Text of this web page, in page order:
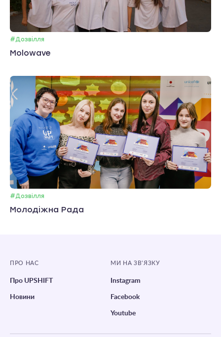
#Дозвілля
Molowave
#Дозвілля
Молодіжна Рада
ПРО НАС
Про UPSHIFT
Новини
МИ НА ЗВ’ЯЗКУ
Instagram
Facebook
Youtube